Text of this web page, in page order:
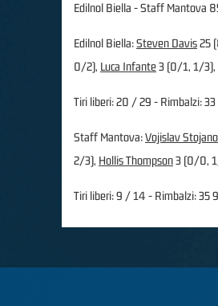
Edilnol Biella - Staff Mantova
Edilnol Biella:Steven Davis25
0/2), Luca Infante3 (0/1, 1/3),
Tiri liberi: 20 / 29 - Rimbalzi: 33
Staff Mantova:Vojislav
2/3), Hollis Thompson3 (0/0,
Tiri liberi: 9 / 14 - Rimbalzi: 35